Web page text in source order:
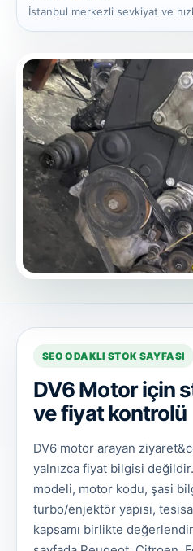
İstanbul merkezli sevkiyat ve
SEO ODAKLI STOK SAYFASI
DV6 Motor için
ve fiyat kontrolü
DV6 motor arayan
yalnızca fiyat bilgisi
modeli, motor kodu, şasi
turbo/enjektör yapısı,
kapsamı birlikte